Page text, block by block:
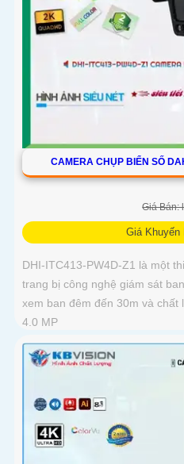
CAMERA CHỤP BIỂN SỐ
Giá Bán:
Giá Khuyến
DHI-ITC413-PW4D-Z1 là một
trang bị công nghệ giám sát
xem ban đêm đến 30m và
4.0 MP